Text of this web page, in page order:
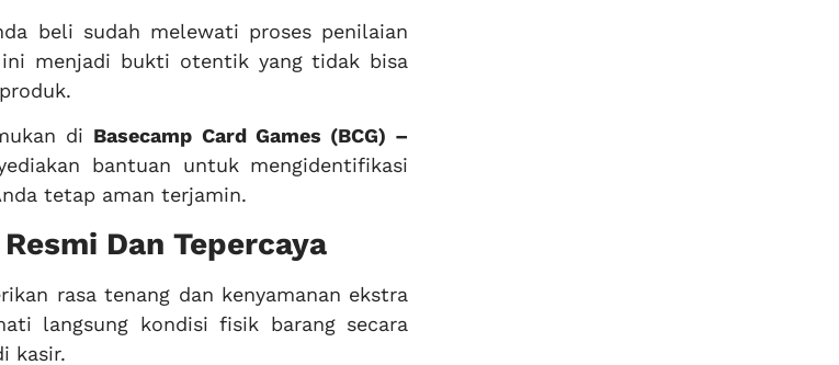
beli sudah melewati proses penilaian
menjadi bukti otentik yang tidak bisa
di Basecamp Card Games (BCG) –
bantuan untuk mengidentifikasi
tetap aman terjamin.
Dan Tepercaya
rasa tenang dan kenyamanan ekstra
langsung kondisi fisik barang secara
kasir.